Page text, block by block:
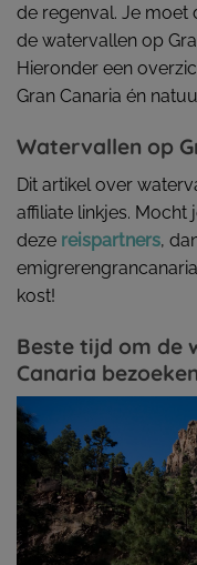
de regenval. Je moet
de watervallen op
Hieronder een
Gran Canaria én
Watervallen op
Dit artikel over
affiliate linkjes. Mocht
deze reispartners,
kost!
Beste tijd om de
Canaria bezoeken